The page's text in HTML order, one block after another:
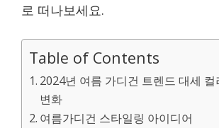
로 떠나보세요.
Table of Contents
2024년 여름 가디건 트렌드 대세 컬
변화
여름가디건 스타일링 아이디어